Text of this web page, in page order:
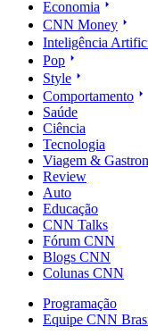
Economia
CNN Money
Inteligência
Pop
Style
Comportamento
Saúde
Ciência
Tecnologia
Viagem &
Review
Auto
Educação
CNN Talks
Fórum CNN
Blogs CNN
Colunas CNN
Programação
Equipe CNN